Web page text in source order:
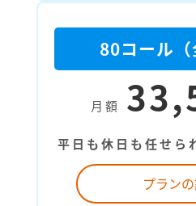
80コール（
月額
平日も休日も任せら
プラン